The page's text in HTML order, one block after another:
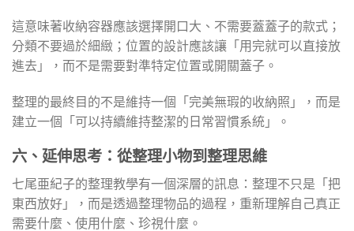
這意味著收納容器應該選擇開口大、不需要蓋蓋子的款式；
分類不要過於細緻；位置的設計應該讓「用完就可以直接放
進去」，而不是需要對準特定位置或開關蓋子。
整理的最終目的不是維持一個「完美無瑕的收納照」，而是
建立一個「可以持續維持整潔的日常習慣系統」。
六、延伸思考：從整理小物到整理思維
七尾亜紀子的整理教學有一個深層的訊息：整理不只是「把
東西放好」，而是透過整理物品的過程，重新理解自己真正
需要什麼、使用什麼、珍視什麼。